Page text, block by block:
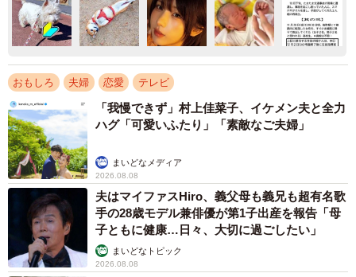
おもしろ 夫婦 恋愛 テレビ
「我慢できず」村上佳菜子、イケメン夫と全力
ハグ「可愛いふたり」「素敵なご夫婦」
まいどなメディア
2026.08.08
夫はマイファスHiro、義父母も義兄も超有名歌
手の28歳モデル兼俳優が第1子出産を報告「母
子ともに健康…日々、大切に過ごしたい」
まいどなトピック
2026.08.08